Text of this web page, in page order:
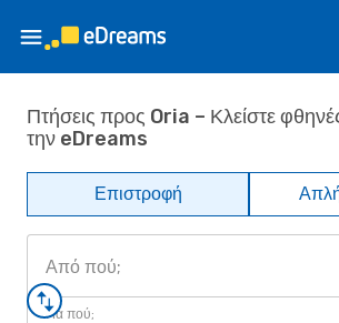
Πτήσεις προς Oria – Κλείστε
την eDreams
Επιστροφή
Από πού;
Για πού;